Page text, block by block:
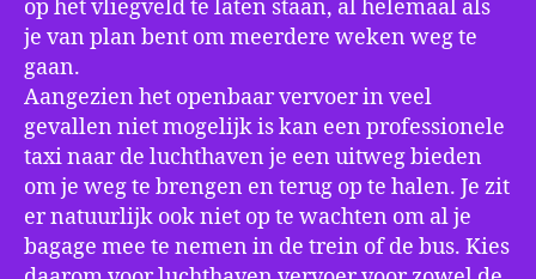
op het vliegveld te laten staan, al helemaal als
je van plan bent om meerdere weken weg te
gaan.
Aangezien het openbaar vervoer in veel
gevallen niet mogelijk is kan een professionele
taxi naar de luchthaven je een uitweg bieden
om je weg te brengen en terug op te halen. Je zit
er natuurlijk ook niet op te wachten om al je
bagage mee te nemen in de trein of de bus. Kies